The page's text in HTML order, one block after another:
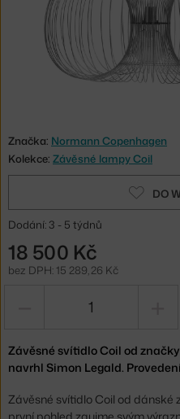
Značka: Normann Copenhagen
Kolekce: Závěsné lampy Coil
DO
Dodání: 3 - 5 týdnů
18 500 Kč
bez DPH: 15 289,26 Kč
Závěsné svítidlo Coil od
navrhl Simon Legald.
Závěsné svítidlo Coil od